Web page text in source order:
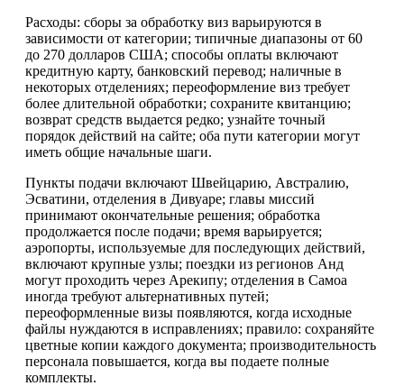
Расходы: сборы за обработку виз варьируются в
зависимости от категории; типичные диапазоны от 60
до 270 долларов США; способы оплаты включают
кредитную карту, банковский перевод; наличные в
некоторых отделениях; переоформление виз требует
более длительной обработки; сохраните квитанцию;
возврат средств выдается редко; узнайте точный
порядок действий на сайте; оба пути категории могут
иметь общие начальные шаги.
Пункты подачи включают Швейцарию, Австралию,
Эсватини, отделения в Дивуаре; главы миссий
принимают окончательные решения; обработка
продолжается после подачи; время варьируется;
аэропорты, используемые для последующих действий,
включают крупные узлы; поездки из регионов Анд
могут проходить через Арекипу; отделения в Самоа
иногда требуют альтернативных путей;
переоформленные визы появляются, когда исходные
файлы нуждаются в исправлениях; правило: сохраняйте
цветные копии каждого документа; производительность
персонала повышается, когда вы подаете полные
комплекты.